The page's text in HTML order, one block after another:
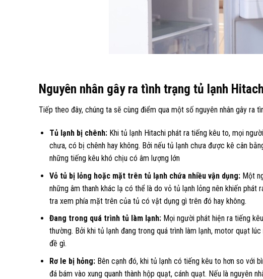
Nguyên nhân gây ra tình trạng tủ lạnh
Tiếp theo đây, chúng ta sẽ cùng điểm qua một số nguyên nhân gây ra
Tủ lạnh bị chênh: Khi tủ lạnh Hitachi phát ra tiếng kêu to, mọi
chưa, có bị chênh hay không. Bởi nếu tủ lạnh chưa được kê cân
những tiếng kêu khó chịu có âm lượng lớn
Vỏ tủ bị lỏng hoặc mặt trên tủ lạnh chứa nhiều vận dụng: Một
những âm thanh khác lạ có thể là do vỏ tủ lạnh lỏng nên khiến
tra xem phía mặt trên của tủ có vật dụng gì trên đó hay không.
Đang trong quá trình tủ làm lạnh: Mọi người phát hiện ra tiếng
thường. Bởi khi tủ lạnh đang trong quá trình làm lạnh, motor quạt
đề gì.
Rơ le bị hỏng: Bên cạnh đó, khi tủ lạnh có tiếng kêu to hơn so với
đá bám vào xung quanh thành hộp quạt, cánh quạt. Nếu là nguyên